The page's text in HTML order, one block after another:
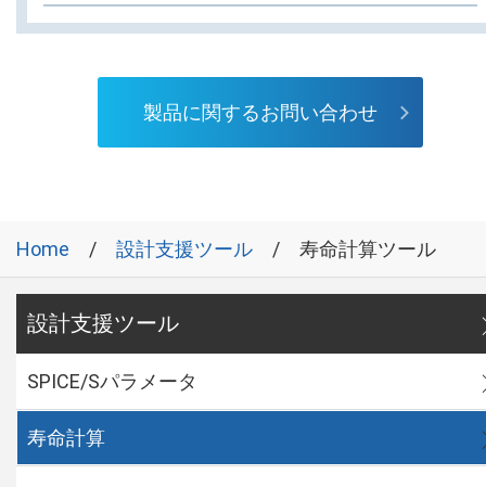
製品に関するお問い合わせ
Home 設計支援ツール 寿命計算ツール
設計支援ツール
SPICE/Sパラメータ
寿命計算